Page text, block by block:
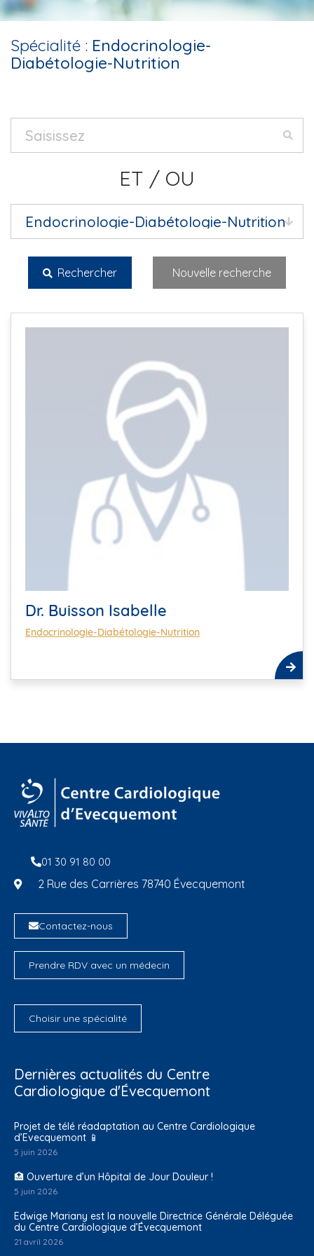
Spécialité : Endocrinologie-
Diabétologie-Nutrition
ET / OU
Rechercher Nouvelle recherche
Dr. Buisson Isabelle
Endocrinologie-Diabétologie-Nutrition
01 30 91 80 00
2 Rue des Carrières 78740 Évecquemont
Contactez-nous
Prendre RDV avec un médecin
Choisir une spécialité
Dernières actualités du Centre
Cardiologique d'Évecquemont
Projet de télé réadaptation au Centre Cardiologique
d’Evecquemont 📱
5 juin 2026
🏥 Ouverture d’un Hôpital de Jour Douleur !
5 juin 2026
Edwige Mariany est la nouvelle Directrice Générale Déléguée
du Centre Cardiologique d’Évecquemont
21 avril 2026